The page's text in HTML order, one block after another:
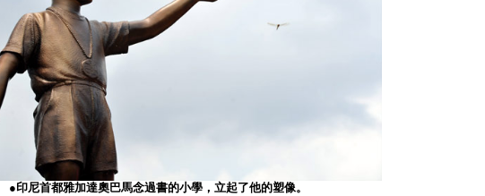
●印尼首都雅加達奧巴馬念過書的小學，立起了他的塑像。